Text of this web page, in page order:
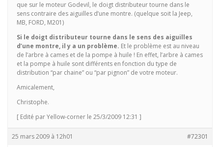
que sur le moteur Godevil, le doigt distributeur tourne dans le
sens contraire des aiguilles d’une montre. (quelque soit la Jeep,
MB, FORD, M201)
Si le doigt distributeur tourne dans le sens des aiguilles
d’une montre, il y a un problème. Et le problème est au niveau
de l’arbre à cames et de la pompe à huile ! En effet, l’arbre à cames
et la pompe à huile sont différents en fonction du type de
distribution “par chaine” ou “par pignon” de votre moteur.
Amicalement,
Christophe.
[ Edité par Yellow-corner le 25/3/2009 12:31 ]
25 mars 2009 à 12h01 #72301